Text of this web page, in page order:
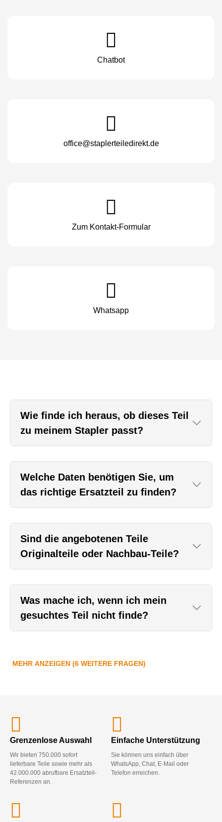
Chatbot
office@staplerteiledirekt.de
Zum Kontakt-Formular
Whatsapp
Wie finde ich heraus, ob dieses Teil
zu meinem Stapler passt?
Welche Daten benötigen Sie, um
das richtige Ersatzteil zu finden?
Sind die angebotenen Teile
Originalteile oder Nachbau-Teile?
Was mache ich, wenn ich mein
gesuchtes Teil nicht finde?
MEHR ANZEIGEN (6 WEITERE FRAGEN)
Grenzenlose Auswahl
Wir bieten 750.000 sofort
lieferbare Teile sowie mehr als
42.000.000 abrufbare Ersatzteil-
Referenzen an.
Einfache Unterstützung
Sie können uns einfach über
WhatsApp, Chat, E-Mail oder
Telefon erreichen.